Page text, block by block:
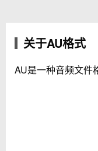
关于AU格式
AU是一种音频文件